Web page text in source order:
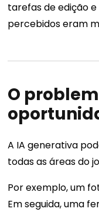
tarefas de edição
percebidos eram
O
A IA generativa
todas as áreas do
Por exemplo, um
Em seguida, uma